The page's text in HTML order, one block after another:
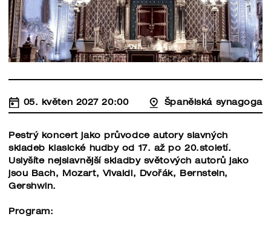
05. květen 2027 20:00 Španělská synagoga
Pestrý koncert jako průvodce autory slavných
skladeb klasické hudby od 17. až po 20.století.
Uslyšíte nejslavnější skladby světových autorů jako
jsou Bach, Mozart, Vivaldi, Dvořák, Bernstein,
Gershwin.
Program: